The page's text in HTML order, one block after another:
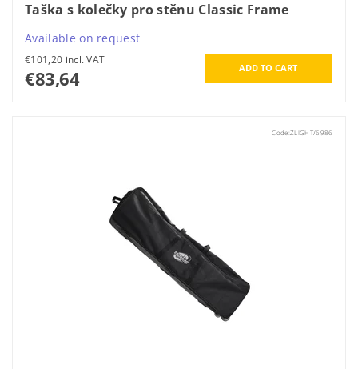
Taška s kolečky pro stěnu Classic Frame
Available on request
€101,20 incl. VAT
€83,64
Code: ZLIGHT/6986